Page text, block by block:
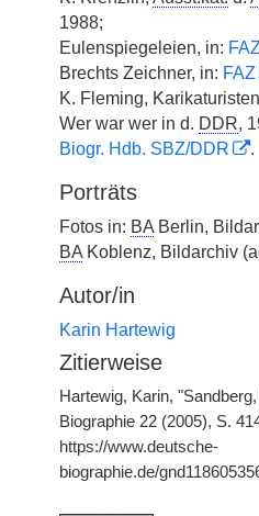
1988;
Eulenspiegeleien, in: FAZ
Brechts Zeichner, in: FAZ
K. Fleming,
Wer war wer in d. DDR,
Biogr. Hdb. SBZ/DDR
.
Porträts
Fotos in: BA Berlin,
BA Koblenz, Bildarchiv
Autor/in
Karin Hartewig
Zitierweise
Hartewig, Karin,
Biographie 22 (2005), S.
https://www.deutsche-
biographie.de/